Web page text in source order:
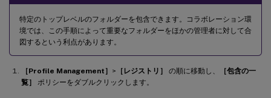
特定のトップレベルのフォルダーを包含できます。コラボレーション環
境では、この手順によって重要なフォルダーをほかの管理者に対して合
図するという利点があります。
［Profile Management］ > ［レジストリ］ の順に移動し、
［包含の一
覧］
ポリシーをダブルクリックします。